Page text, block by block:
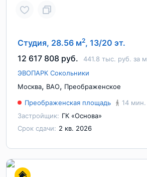
Студия, 28.56 м2, 13/20 эт.
12 617 808 руб.
441.8 тыс. руб. за м
ЭВОПАРК Сокольники
Москва, ВАО, Преображенское
Преображенская площадь
14 мин.
Застройщик: ГК «Основа»
Срок сдачи: 2 кв. 2026